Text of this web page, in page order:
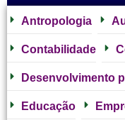
Antropologia
Contabilidade
Desenvolvimento
Educação